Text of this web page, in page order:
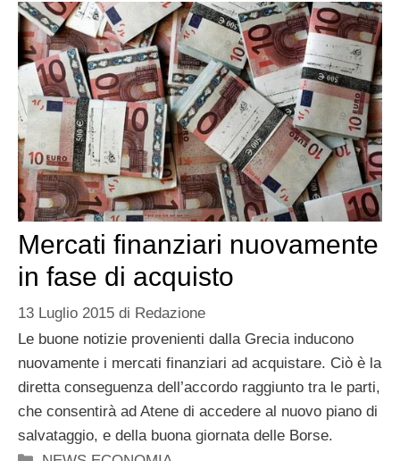
Mercati finanziari nuovamente
in fase di acquisto
13 Luglio 2015 di Redazione
Le buone notizie provenienti dalla Grecia inducono
nuovamente i mercati finanziari ad acquistare. Ciò è la
diretta conseguenza dell’accordo raggiunto tra le parti,
che consentirà ad Atene di accedere al nuovo piano di
salvataggio, e della buona giornata delle Borse.